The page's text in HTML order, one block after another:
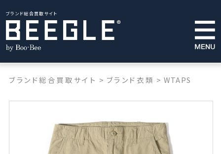
ブランド総合買取サイト
ブランド総合買取サイト > ブランド衣類 > WTAPS